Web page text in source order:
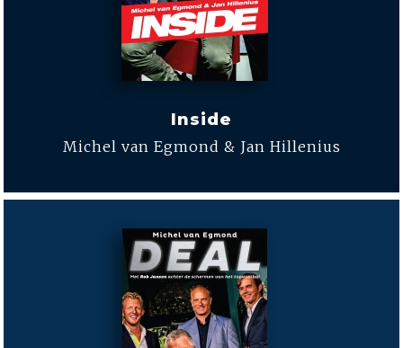
Inside
Michel van Egmond & Jan Hillenius